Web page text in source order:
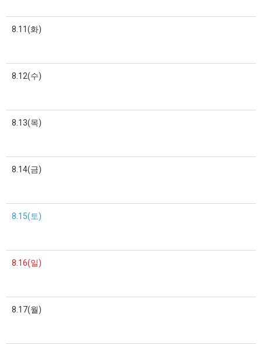
8.11(화)
8.12(수)
8.13(목)
8.14(금)
8.15(토)
8.16(일)
8.17(월)